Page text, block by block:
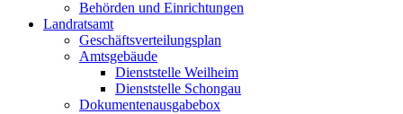
Behörden und Einrichtungen
Landratsamt
Geschäftsverteilungsplan
Amtsgebäude
Dienststelle Weilheim
Dienststelle Schongau
Dokumentenausgabebox